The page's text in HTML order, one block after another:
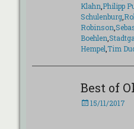
Klahn Philipp
Schulenburg,
Robinson
Boehlen
Hempel Tim
Best of
Veröffentlicht
15/11/2017